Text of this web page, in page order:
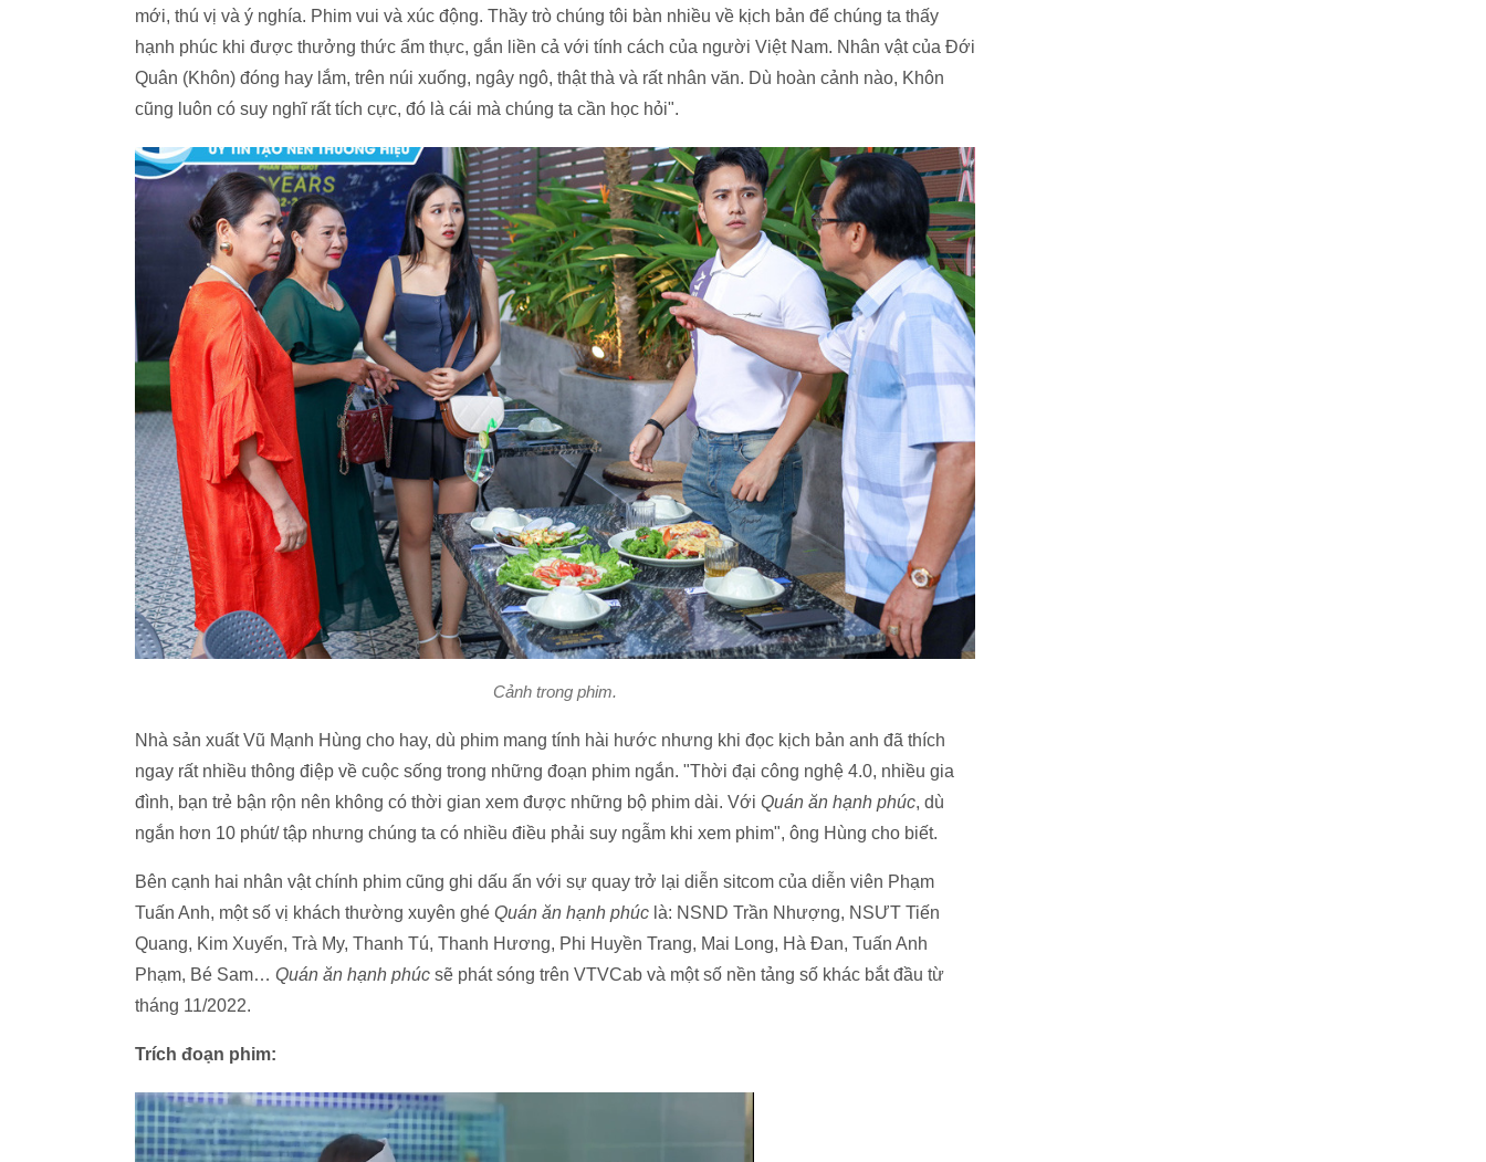
mới, thú vị và ý nghía. Phim vui và xúc động. Thầy trò chúng tôi bàn nhiều về kịch bản để chúng ta thấy
hạnh phúc khi được thưởng thức ẩm thực, gắn liền cả với tính cách của người Việt Nam. Nhân vật của Đới
Quân (Khôn) đóng hay lắm, trên núi xuống, ngây ngô, thật thà và rất nhân văn. Dù hoàn cảnh nào, Khôn
cũng luôn có suy nghĩ rất tích cực, đó là cái mà chúng ta cần học hỏi".
Cảnh trong phim.
Nhà sản xuất Vũ Mạnh Hùng cho hay, dù phim mang tính hài hước nhưng khi đọc kịch bản anh đã thích
ngay rất nhiều thông điệp về cuộc sống trong những đoạn phim ngắn. "Thời đại công nghệ 4.0, nhiều gia
đình, bạn trẻ bận rộn nên không có thời gian xem được những bộ phim dài. Với Quán ăn hạnh phúc, dù
ngắn hơn 10 phút/ tập nhưng chúng ta có nhiều điều phải suy ngẫm khi xem phim", ông Hùng cho biết.
Bên cạnh hai nhân vật chính phim cũng ghi dấu ấn với sự quay trở lại diễn sitcom của diễn viên Phạm
Tuấn Anh, một số vị khách thường xuyên ghé Quán ăn hạnh phúc là: NSND Trần Nhượng, NSƯT Tiến
Quang, Kim Xuyến, Trà My, Thanh Tú, Thanh Hương, Phi Huyền Trang, Mai Long, Hà Đan, Tuấn Anh
Phạm, Bé Sam… Quán ăn hạnh phúc sẽ phát sóng trên VTVCab và một số nền tảng số khác bắt đầu từ
tháng 11/2022.
Trích đoạn phim: